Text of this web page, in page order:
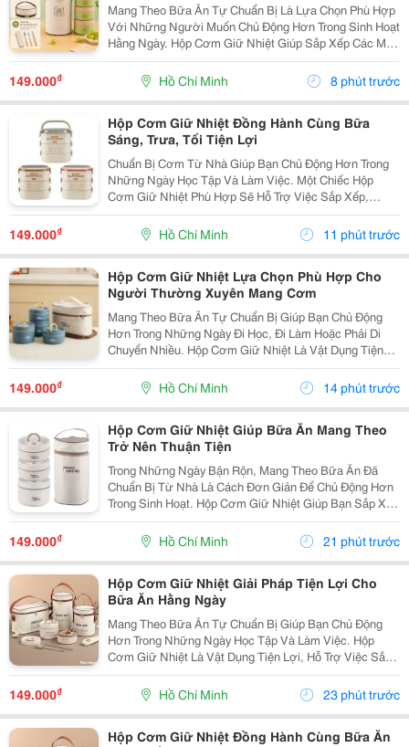
Mang Theo Bữa Ăn Tự Chuẩn Bị Là Lựa Chọn Phù Hợp
Với Những Người Muốn Chủ Động Hơn Trong Sinh Hoạt
Hằng Ngày. Hộp Cơm Giữ Nhiệt Giúp Sắp Xếp Các Món
Ăn Gọn Gàng, Thuận Tiện Mang Đến Trường, Văn
Phòng Hoặc Sử Dụng Trong Những Chuyến Đi. Chọn
Hộp Cơm...
149.000₫ Hồ Chí Minh 8 phút trước
Hộp Cơm Giữ Nhiệt Đồng Hành Cùng Bữa
Sáng, Trưa, Tối Tiện Lợi
Chuẩn Bị Cơm Từ Nhà Giúp Bạn Chủ Động Hơn Trong
Những Ngày Học Tập Và Làm Việc. Một Chiếc Hộp
Cơm Giữ Nhiệt Phù Hợp Sẽ Hỗ Trợ Việc Sắp Xếp,
Mang Theo Và Sử Dụng Bữa Ăn Thuận Tiện Hơn, Đặc
Biệt Với Những Người Thường Xuyên Ăn Trưa Bên
Ngoài. Chọn...
149.000₫ Hồ Chí Minh 11 phút trước
Hộp Cơm Giữ Nhiệt Lựa Chọn Phù Hợp Cho
Người Thường Xuyên Mang Cơm
Mang Theo Bữa Ăn Tự Chuẩn Bị Giúp Bạn Chủ Động
Hơn Trong Những Ngày Đi Học, Đi Làm Hoặc Phải Di
Chuyển Nhiều. Hộp Cơm Giữ Nhiệt Là Vật Dụng Tiện
Lợi, Giúp Sắp Xếp Các Món Ăn Gọn Gàng Và Phù Hợp
Với Nhiều Lịch Trình Trong Ngày. Lựa Chọn Số Ngăn
149.000₫ Hồ Chí Minh 14 phút trước
Hộp Cơm Giữ Nhiệt Giúp Bữa Ăn Mang Theo
Trở Nên Thuận Tiện
Trong Những Ngày Bận Rộn, Mang Theo Bữa Ăn Đã
Chuẩn Bị Từ Nhà Là Cách Đơn Giản Để Chủ Động Hơn
Trong Sinh Hoạt. Hộp Cơm Giữ Nhiệt Giúp Bạn Sắp Xếp
Nhiều Món Ăn Gọn Gàng Và Thuận Tiện Khi Mang Đến
Trường, Văn Phòng Hoặc Sử Dụng Trong Những
Chuyến Đi....
149.000₫ Hồ Chí Minh 21 phút trước
Hộp Cơm Giữ Nhiệt Giải Pháp Tiện Lợi Cho
Bữa Ăn Hằng Ngày
Mang Theo Bữa Ăn Tự Chuẩn Bị Giúp Bạn Chủ Động
Hơn Trong Những Ngày Học Tập Và Làm Việc. Hộp
Cơm Giữ Nhiệt Là Vật Dụng Tiện Lợi, Hỗ Trợ Việc Sắp
Xếp Và Mang Theo Nhiều Món Ăn Một Cách Gọn Gàng,
Phù Hợp Với Nhiều Lịch Trình Khác Nhau. Chọn Hộp
Cơm...
149.000₫ Hồ Chí Minh 23 phút trước
Hộp Cơm Giữ Nhiệt Đồng Hành Cùng Bữa Ăn